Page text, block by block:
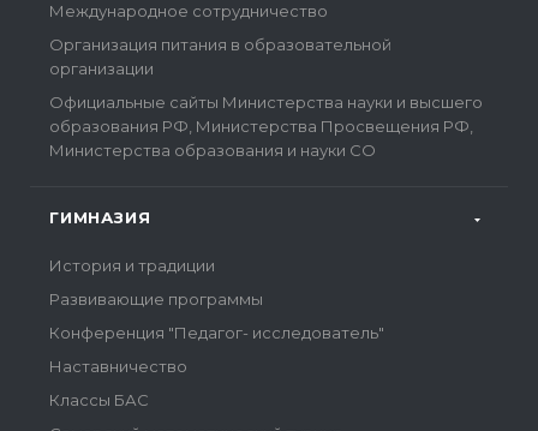
Международное сотрудничество
Организация питания в образовательной
организации
Официальные сайты Министерства науки и высшего
образования РФ, Министерства Просвещения РФ,
Министерства образования и науки СО
ГИМНАЗИЯ
История и традиции
Развивающие программы
Конференция "Педагог- исследователь"
Наставничество
Классы БАС